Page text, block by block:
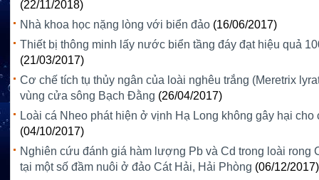
(22/11/2018)
Nhà khoa học nặng lòng với biển đảo (16/06/2017)
Thiết bị thông minh lấy nước biển tầng đáy đạt hiệu quả
(21/03/2017)
Cơ chế tích tụ thủy ngân của loài nghêu trắng (Meretrix
vùng cửa sông Bạch Đằng (26/04/2017)
Loài cá Nheo phát hiện ở vịnh Hạ Long không gây hại
(04/10/2017)
Nghiên cứu đánh giá hàm lượng Pb và Cd trong loài rong
tại một số đầm nuôi ở đảo Cát Hải, Hải Phòng (06/12/2017)